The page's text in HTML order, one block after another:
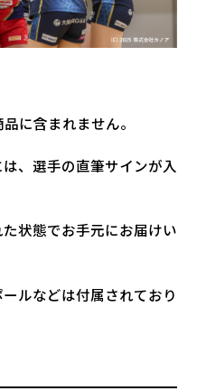
に含まれません。
、選手の直筆サインが入
状態でお手元にお届けい
ルなどは付属されており